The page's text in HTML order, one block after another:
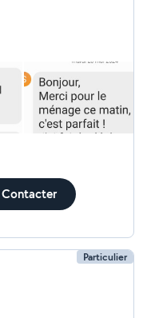
Contacter
Particulier